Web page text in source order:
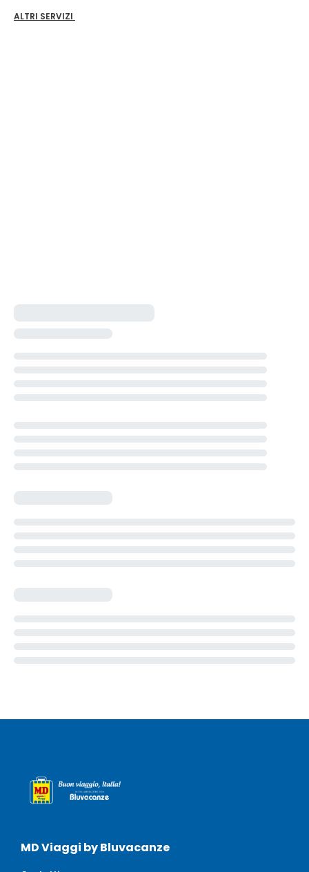
ALTRI SERVIZI
MD Viaggi by Bluvacanze